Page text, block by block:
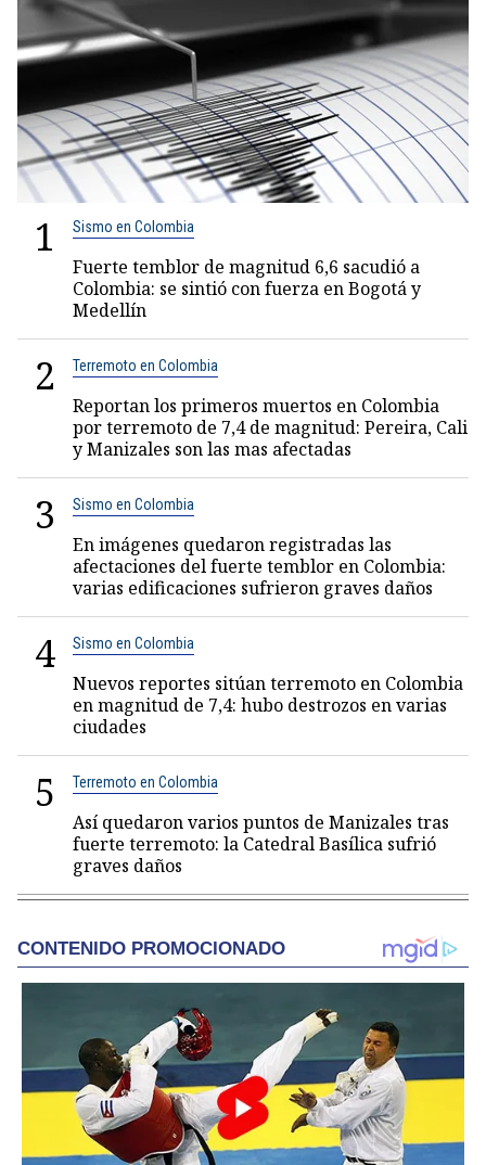
1 Sismo en Colombia
Fuerte temblor de magnitud 6,6 sacudió a
Colombia: se sintió con fuerza en Bogotá y
Medellín
2 Terremoto en Colombia
Reportan los primeros muertos en Colombia
por terremoto de 7,4 de magnitud: Pereira, Cali
y Manizales son las mas afectadas
3 Sismo en Colombia
En imágenes quedaron registradas las
afectaciones del fuerte temblor en Colombia:
varias edificaciones sufrieron graves daños
4 Sismo en Colombia
Nuevos reportes sitúan terremoto en Colombia
en magnitud de 7,4: hubo destrozos en varias
ciudades
5 Terremoto en Colombia
Así quedaron varios puntos de Manizales tras
fuerte terremoto: la Catedral Basílica sufrió
graves daños